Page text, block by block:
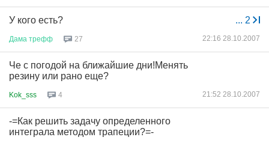
... 2
У кого есть?
Дама трефф 27 22:16 28.10.2007
Че с погодой на ближайшие дни!Менять
резину или рано еще?
Kok_sss 4 21:52 28.10.2007
-=Как решить задачу определенного
интеграла методом трапеции?=-